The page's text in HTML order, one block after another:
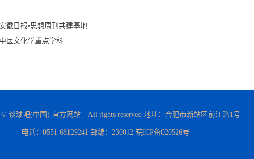
安徽日报•思想周刊共建基地
中医文化学重点学科
谈球吧(中国)-官方网站 All rights reserved 地址：合肥市新站区前江路1号
电话：0551-68129241 邮编：230012 皖ICP备020526号